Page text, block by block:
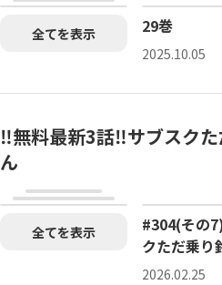
全てを表示 29巻
2025.10.05
‼️無料最新3話‼️サブスク
ん
全てを表示
#304(その
クただ乗り
ゃん
2026.02.25